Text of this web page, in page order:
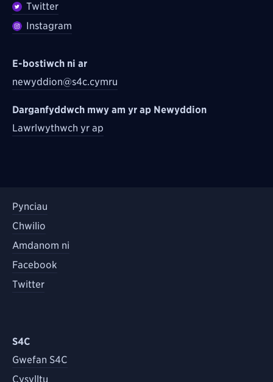
Twitter
Instagram
E-bostiwch ni ar
newyddion@s4c.cymru
Darganfyddwch mwy am yr ap Newyddion
Lawrlwythwch yr ap
Pynciau
Chwilio
Amdanom ni
Facebook
Twitter
S4C
Gwefan S4C
Cysylltu